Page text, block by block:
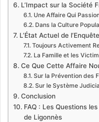
L’Impact sur la Société
Une Affaire Qui
Dans la Culture
L’État Actuel de
Toujours Activement
La Famille et les
Ce Que Cette Affaire
Sur la Prévention des
Sur le Système
Conclusion
FAQ : Les Questions
de Ligonnès